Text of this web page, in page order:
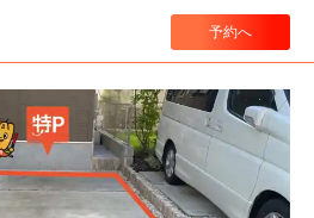
予約へ